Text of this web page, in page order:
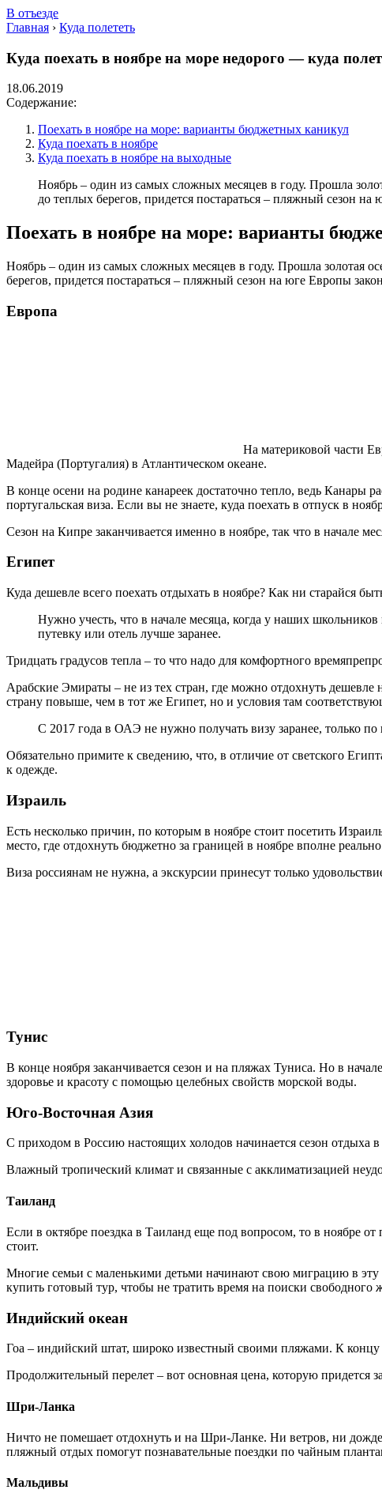
В отъезде
Главная › Куда полететь
Куда поехать в ноябре на море недорого — куда
18.06.2019
Содержание:
Поехать в ноябре на море: варианты бюджетных каникул
Куда поехать в ноябре
Куда поехать в ноябре на выходные
Ноябрь – один из самых сложных месяцев в году. Прошла
до теплых берегов, придется постараться – пляжный сезон
Поехать в ноябре на море: варианты
Ноябрь – один из самых сложных месяцев в году. Прошла золотая
берегов, придется постараться – пляжный сезон на юге Европы
Европа
На материковой части
Мадейра (Португалия) в Атлантическом океане.
В конце осени на родине канареек достаточно тепло, ведь
португальская виза. Если вы не знаете, куда поехать в отпуск в
Сезон на Кипре заканчивается именно в ноябре, так что в начале
Египет
Куда дешевле всего поехать отдыхать в ноябре? Как ни старайся
Нужно учесть, что в начале месяца, когда у наших
путевку или отель лучше заранее.
Тридцать градусов тепла – то что надо для комфортного
Арабские Эмираты – не из тех стран, где можно отдохнуть дешевле
страну повыше, чем в тот же Египет, но и условия там
С 2017 года в ОАЭ не нужно получать визу заранее, только
Обязательно примите к сведению, что, в отличие от светского
к одежде.
Израиль
Есть несколько причин, по которым в ноябре стоит посетить
место, где отдохнуть бюджетно за границей в ноябре вполне
Виза россиянам не нужна, а экскурсии принесут только
Тунис
В конце ноября заканчивается сезон и на пляжах Туниса. Но в
здоровье и красоту с помощью целебных свойств морской воды.
Юго-Восточная Азия
С приходом в Россию настоящих холодов начинается сезон
Влажный тропический климат и связанные с акклиматизацией
Таиланд
Если в октябре поездка в Таиланд еще под вопросом, то в ноябре
стоит.
Многие семьи с маленькими детьми начинают свою миграцию в эту
купить готовый тур, чтобы не тратить время на поиски
Индийский океан
Гоа – индийский штат, широко известный своими пляжами. К концу
Продолжительный перелет – вот основная цена, которую придется
Шри-Ланка
Ничто не помешает отдохнуть и на Шри-Ланке. Ни ветров, ни
пляжный отдых помогут познавательные поездки по чайным
Мальдивы